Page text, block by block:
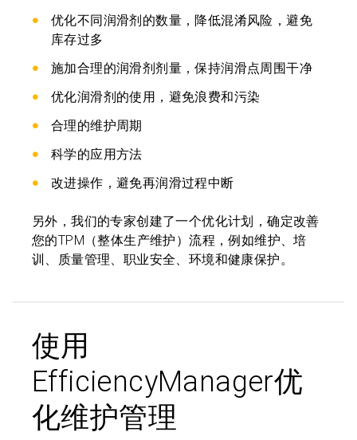
优化不同润滑剂的数量，降低混淆风险，避免
库存过多
施加合理的润滑剂剂量，保持润滑点周围干净
优化润滑剂的使用，避免浪费和污染
合理的维护周期
科学的应用方法
改进操作，避免再润滑过程中断
另外，我们的专家创建了一个优化计划，确定改善
您的TPM（整体生产维护）流程，例如维护、培
训、质量管理、职业安全、环境和健康保护。
使用
EfficiencyManager优
化维护管理